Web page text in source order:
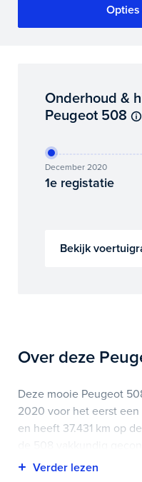
Onderhoud &
Peugeot 508
December 2020
1e registatie
Bekijk
Over deze
Deze mooie Peugeot
2020 voor het eerst
en heeft 37.431 km op
op deze pagina bij